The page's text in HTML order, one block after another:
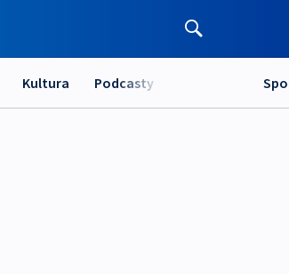
Kultura Podcasty